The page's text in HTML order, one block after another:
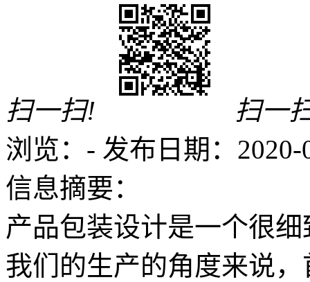
扫一扫!
扫一
浏览： - 发布日期：2020-
信息摘要：
产品包装设计是一个很
我们的生产的角度来说